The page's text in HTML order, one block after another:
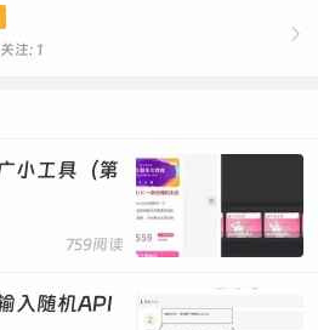
bottom:10px}.txtguanggao
duration:.3s;text-
a:nth-child(1)
a:nth-
a:nth-child(4)

关注: 1
小工具（第
759阅读
入随机API